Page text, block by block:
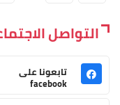
التواصل
تابعونا على
facebook